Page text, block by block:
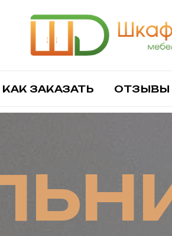
КАК ЗАКАЗАТЬ ОТЗЫВЫ